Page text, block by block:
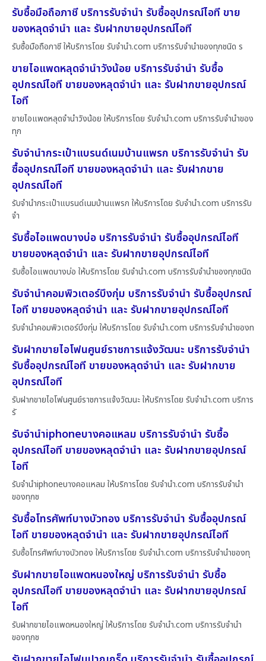
รับซื้อมือถือภาชี บริการรับจำนำ รับซื้ออุปกรณ์ไอที ขาย
ของหลุดจำนำ และ รับฝากขายอุปกรณ์ไอที
รับซื้อมือถือภาชี ให้บริการโดย รับจํานํา.com บริการรับจำนำของทุกชนิด ร
ขายไอแพดหลุดจำนำวังน้อย บริการรับจำนำ รับซื้อ
อุปกรณ์ไอที ขายของหลุดจำนำ และ รับฝากขายอุปกรณ์
ไอที
ขายไอแพดหลุดจำนำวังน้อย ให้บริการโดย รับจํานํา.com บริการรับจำนำของ
ทุก
รับจำนำกระเป๋าแบรนด์เนมบ้านแพรก บริการรับจำนำ รับ
ซื้ออุปกรณ์ไอที ขายของหลุดจำนำ และ รับฝากขาย
อุปกรณ์ไอที
รับจำนำกระเป๋าแบรนด์เนมบ้านแพรก ให้บริการโดย รับจํานํา.com บริการรับ
จำ
รับซื้อไอแพดบางบ่อ บริการรับจำนำ รับซื้ออุปกรณ์ไอที
ขายของหลุดจำนำ และ รับฝากขายอุปกรณ์ไอที
รับซื้อไอแพดบางบ่อ ให้บริการโดย รับจํานํา.com บริการรับจำนำของทุกชนิด
รับจำนำคอมพิวเตอร์บึงกุ่ม บริการรับจำนำ รับซื้ออุปกรณ์
ไอที ขายของหลุดจำนำ และ รับฝากขายอุปกรณ์ไอที
รับจำนำคอมพิวเตอร์บึงกุ่ม ให้บริการโดย รับจํานํา.com บริการรับจำนำของท
รับฝากขายไอโฟนศูนย์ราชการแจ้งวัฒนะ บริการรับจำนำ
รับซื้ออุปกรณ์ไอที ขายของหลุดจำนำ และ รับฝากขาย
อุปกรณ์ไอที
รับฝากขายไอโฟนศูนย์ราชการแจ้งวัฒนะ ให้บริการโดย รับจํานํา.com บริการ
รั
รับจำนำiphoneบางคอแหลม บริการรับจำนำ รับซื้อ
อุปกรณ์ไอที ขายของหลุดจำนำ และ รับฝากขายอุปกรณ์
ไอที
รับจำนำiphoneบางคอแหลม ให้บริการโดย รับจํานํา.com บริการรับจำนำ
ของทุกช
รับซื้อโทรศัพท์บางบัวทอง บริการรับจำนำ รับซื้ออุปกรณ์
ไอที ขายของหลุดจำนำ และ รับฝากขายอุปกรณ์ไอที
รับซื้อโทรศัพท์บางบัวทอง ให้บริการโดย รับจํานํา.com บริการรับจำนำของทุ
รับฝากขายไอแพดหนองใหญ่ บริการรับจำนำ รับซื้อ
อุปกรณ์ไอที ขายของหลุดจำนำ และ รับฝากขายอุปกรณ์
ไอที
รับฝากขายไอแพดหนองใหญ่ ให้บริการโดย รับจํานํา.com บริการรับจำนำ
ของทุกช